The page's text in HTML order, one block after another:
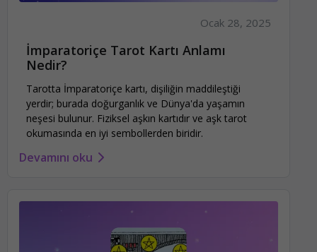
Ocak 28, 2025
İmparatoriçe Tarot Kartı Anlamı
Nedir?
Tarotta İmparatoriçe kartı, dişiliğin maddileştiği
yerdir; burada doğurganlık ve Dünya'da yaşamın
neşesi bulunur. Fiziksel aşkın kartıdır ve aşk tarot
okumasında en iyi sembollerden biridir.
Devamını oku